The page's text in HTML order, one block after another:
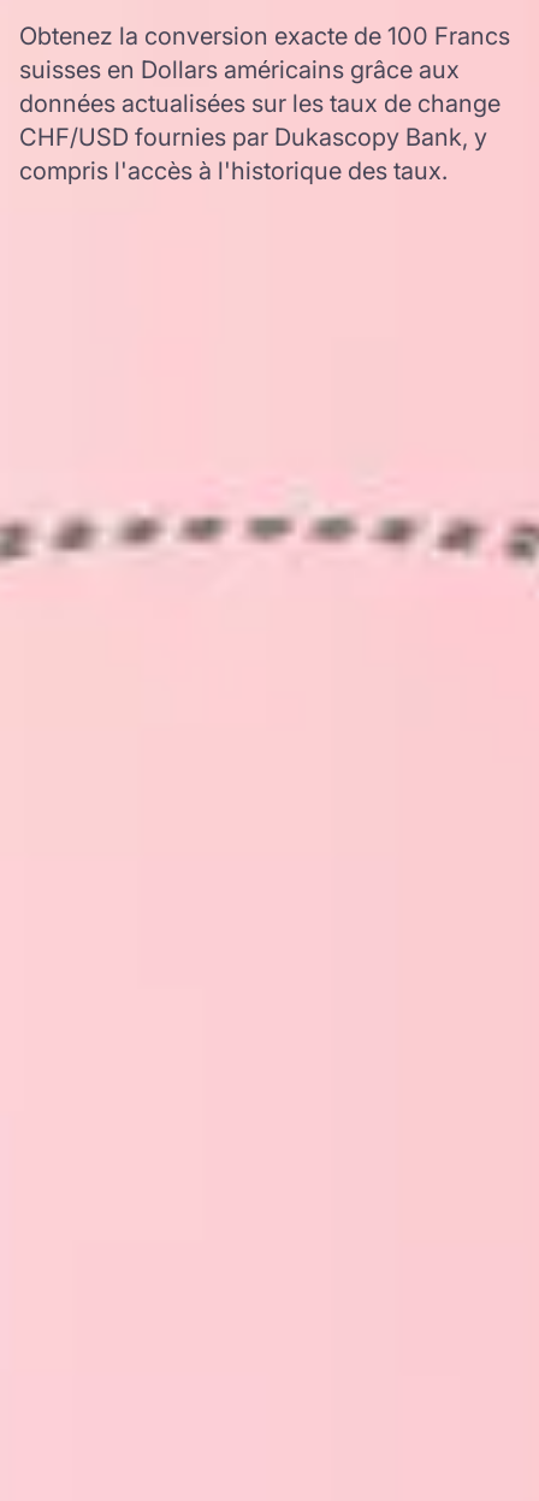
Obtenez la conversion exacte de 100 Francs
suisses en Dollars américains grâce aux
données actualisées sur les taux de change
CHF/USD fournies par Dukascopy Bank, y
compris l'accès à l'historique des taux.